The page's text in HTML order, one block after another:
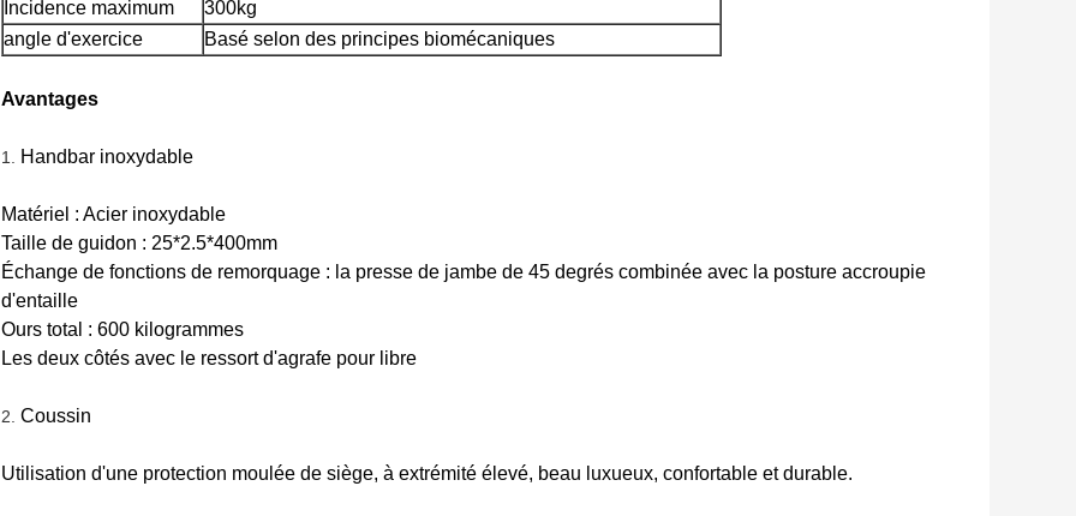
Incidence maximum
300kg
angle d'exercice
Basé selon des principes biomécaniques
Avantages
1. Handbar inoxydable
Matériel : Acier inoxydable
Taille de guidon : 25*2.5*400mm
Échange de fonctions de remorquage : la presse de jambe de 45 degrés combinée avec la posture accroupie
d'entaille
Ours total : 600 kilogrammes
Les deux côtés avec le ressort d'agrafe pour libre
2. Coussin
Utilisation d'une protection moulée de siège, à extrémité élevé, beau luxueux, confortable et durable.